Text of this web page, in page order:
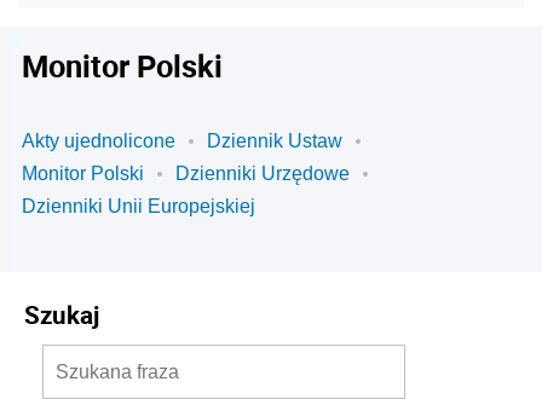
Monitor Polski
Akty ujednolicone
Dziennik Ustaw
Monitor Polski
Dzienniki Urzędowe
Dzienniki Unii Europejskiej
Szukaj